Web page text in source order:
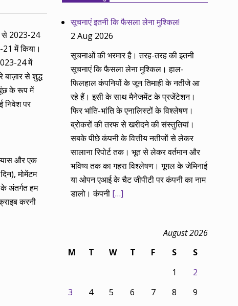
से 2023-24
21 में किया।
24 में
से शुद्ध
के रूप में
निवेश पर
और एक
मोमेंटम
अंतर्गत हम
करनी
सूचनाएं इतनी कि फैसला लेना मुश्किल!
2 Aug 2026
सूचनाओं की भरमार है। तरह-तरह की इतनी
सूचनाएं कि फैसला लेना मुश्किल। हाल-
फिलहाल कंपनियों के जून तिमाही के नतीजे आ
रहे हैं। इसी के साथ मैनेजमेंट के प्रजेंटेशन।
फिर भांति-भांति के एनालिस्टों के विश्लेषण।
ब्रोकरों की तरफ से खरीदने की संस्तुतियां।
सबके पीछे कंपनी के वित्तीय नतीजों से लेकर
सालाना रिपोर्ट तक। भूत से लेकर वर्तमान और
भविष्य तक का गहरा विश्लेषण। गूगल के जेमिनाई
या ओपन एआई के चैट जीपीटी पर कंपनी का नाम
डालो। कंपनी […]
August 2026
M
T W T F S
S
1
2
3
4 5 6 7 8
9